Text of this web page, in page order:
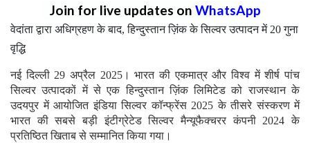
Join for live updates on WhatsApp
वेदांता द्वारा अधिग्रहण के बाद, हिन्दुस्तान ज़िंक के सिल्वर उत्पादन में 20 गुना
वृद्धि
नई दिल्ली 29 अप्रैल 2025। भारत की एकमात्र और विश्व में शीर्ष पांच
सिल्वर उत्पादकों में से एक हिन्दुस्तान ज़िंक लिमिटेड को राजस्थान के
उदयपुर में आयोजित इंडिया सिल्वर कॉन्फ्रेंस 2025 के तीसरे संस्करण में
भारत की सबसे बड़ी इंटीग्रेटेड सिल्वर मैन्यूफैक्चरर कंपनी 2024 के
प्रतिष्ठित खिताब से सम्मानित किया गया।